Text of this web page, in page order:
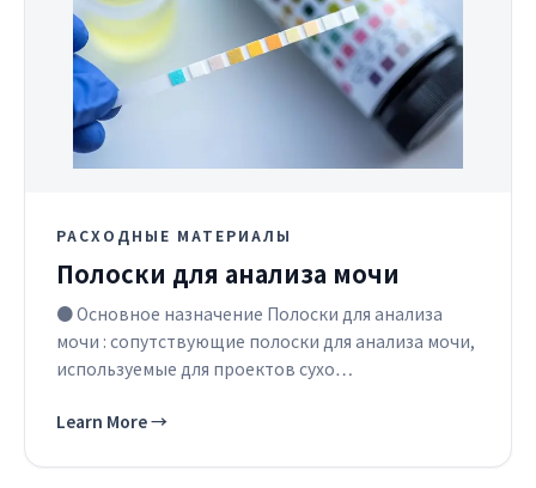
РАСХОДНЫЕ МАТЕРИАЛЫ
Полоски для анализа мочи
● Основное назначение Полоски для анализа
мочи : сопутствующие полоски для анализа мочи,
используемые для проектов сухо…
Learn More→